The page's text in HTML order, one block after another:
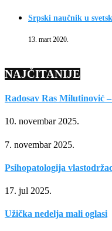
Srpski naučnik u
13. mart 2020.
NAJČITANIJE
Radosav Ras Milutinović
10. novembar 2025.
7. novembar 2025.
Psihopatologija
17. jul 2025.
Užička nedelja mali oglasi